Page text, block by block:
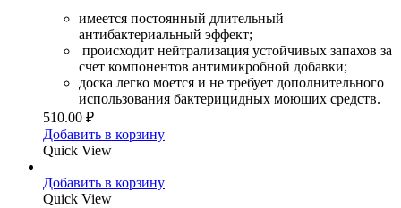
имеется постоянный длительный
антибактериальный эффект;
происходит нейтрализация устойчивых запахов за
счет компонентов антимикробной добавки;
доска легко моется и не требует дополнительного
использования бактерицидных моющих средств.
510.00 ₽
Добавить в корзину
Quick View
Добавить в корзину
Quick View